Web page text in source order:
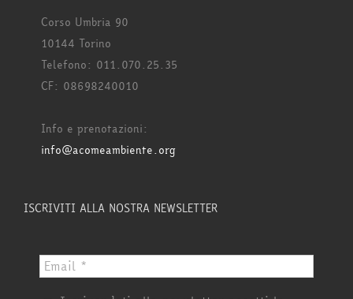
Corso Umbria 90
10144 Torino
Telefono: 011.070.25.35
CF: 08698240010
Info e prenotazioni:
info@acomeambiente.org
ISCRIVITI ALLA NOSTRA NEWSLETTER